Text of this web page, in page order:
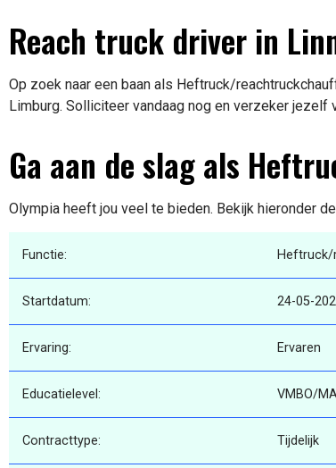
Reach truck driver in
Op zoek naar een baan als Heftruck/
Limburg. Solliciteer vandaag nog en verzeker jezelf
Ga aan de slag als
Olympia heeft jou veel te bieden. Bekijk hieronder
Functie:
Startdatum: 24-05-
Ervaring: Ervaren
Educatielevel: VMBO/
Contracttype: Tijdelijk